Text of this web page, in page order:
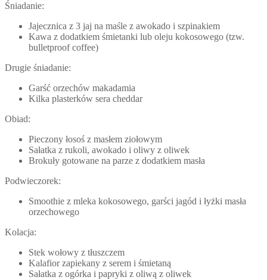
Śniadanie:
Jajecznica z 3 jaj na maśle z awokado i szpinakiem
Kawa z dodatkiem śmietanki lub oleju kokosowego (tzw.
bulletproof coffee)
Drugie śniadanie:
Garść orzechów makadamia
Kilka plasterków sera cheddar
Obiad:
Pieczony łosoś z masłem ziołowym
Sałatka z rukoli, awokado i oliwy z oliwek
Brokuły gotowane na parze z dodatkiem masła
Podwieczorek:
Smoothie z mleka kokosowego, garści jagód i łyżki masła
orzechowego
Kolacja:
Stek wołowy z tłuszczem
Kalafior zapiekany z serem i śmietaną
Sałatka z ogórka i papryki z oliwą z oliwek